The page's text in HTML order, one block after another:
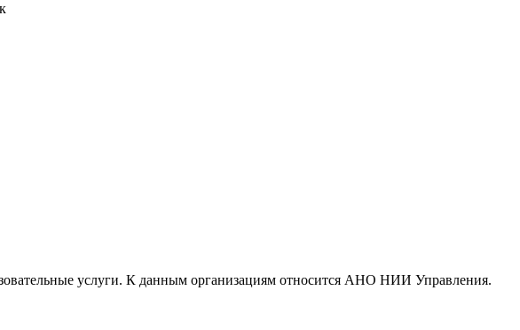
услуги. К данным организациям относится АНО НИИ Управления.